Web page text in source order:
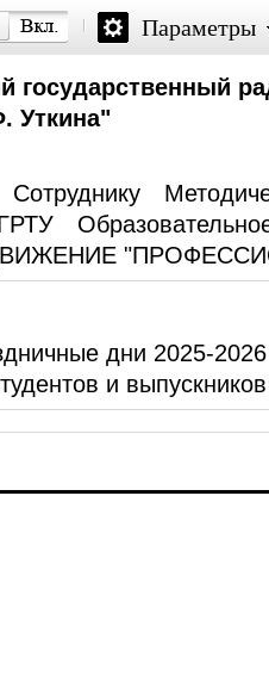
Параметры
Уткина"
Сотруднику
дни 2025-2026
и выпускников